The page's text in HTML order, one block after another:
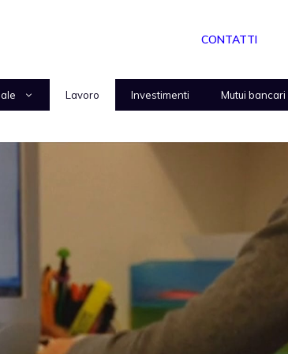
CONTATTI
Lavoro Investimenti Mutui bancari